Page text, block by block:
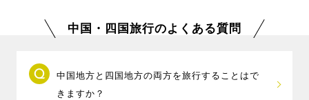
中国・四国旅行のよくある質問
中国地方と四国地方の両方を旅行することはで
きますか？